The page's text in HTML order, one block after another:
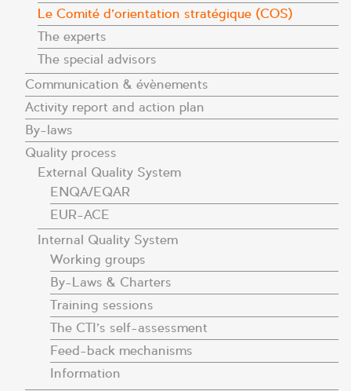
Le Comité d’orientation stratégique (COS)
The experts
The special advisors
Communication & évènements
Activity report and action plan
By-laws
Quality process
External Quality System
ENQA/EQAR
EUR-ACE
Internal Quality System
Working groups
By-Laws & Charters
Training sessions
The CTI’s self-assessment
Feed-back mechanisms
Information